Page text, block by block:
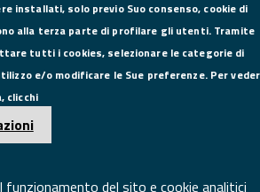
installati, solo previo Suo consenso, cookie di
alla terza parte di profilare gli utenti. Tramite
tutti i cookies, selezionare le categorie di
e/o modificare le Sue preferenze. Per
clicchi
funzionamento del sito e cookie analitici